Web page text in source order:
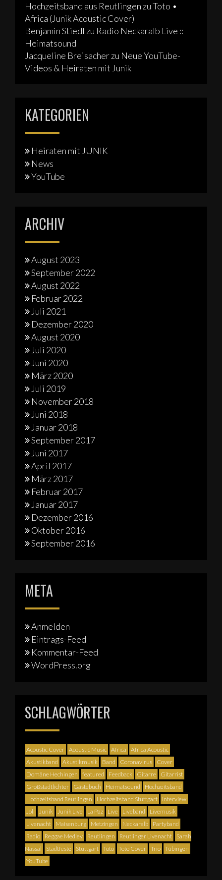
Hochzeitsband aus ReutlingenzuToto •
Africa (Junik Acoustic Cover)
Benjamin Stiedl zu Radio Neckaralb Live ::
Heimatsound
Jacqueline Breisacherzu Neue YouTube-
Videos & Heiraten mit Junik
KATEGORIEN
Heiraten mit JUNIK
News
YouTube
ARCHIV
August 2023
September 2022
August 2022
Februar 2022
Juli 2021
Dezember 2020
August 2020
Juli 2020
Juni 2020
März 2020
Juli 2019
November 2018
Juni 2018
Januar 2018
September 2017
Juni 2017
April 2017
März 2017
Februar 2017
Januar 2017
Dezember 2016
Oktober 2016
September 2016
META
Anmelden
Eintrags-Feed
Kommentar-Feed
WordPress.org
SCHLAGWÖRTER
Acoustic Cover Acoustic Music Africa
Africa Acoustic
Akustikband
Akustikmusik Band Coronavirus
Cover
Domäne Hechingen
featured Feedback Gitarre
Gitarrist
Großstadtlichter
Gästebuch Heimatsound
Hochzeitsband
Hochzeitsband Reutlingen
Hochzeitsband Stuttgart
Interview
Joli
Junik Junik Live La Paz Live Liveband
Livemusik
Livenacht
Maisenburg Metzingen Neckaralb
Partyband
Radio
Reggae Medley Reutlingen Reutlinger Livenacht
Sarah
Nassal
Stadtfeste Stuttgart Toto Toto Cover Trio Tübingen
YouTube